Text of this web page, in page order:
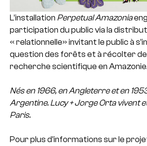
L’installation Perpetual Amazonia
participation du public via la
« relationnelle» invitant le public à
question des forêts et à récolter
recherche scientifique en Amazonie.
Nés en 1966, en Angleterre et en
Argentine. Lucy + Jorge Orta vivent
Paris.
Pour plus d’informations sur le